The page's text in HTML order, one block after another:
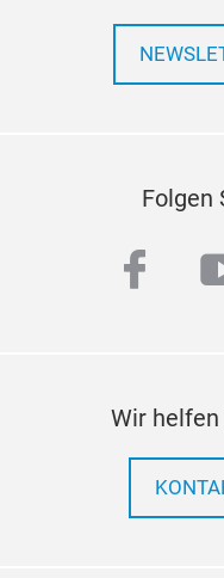
Folgen
Wir